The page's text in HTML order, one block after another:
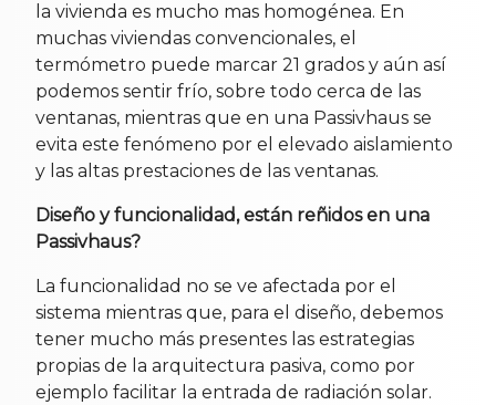
la vivienda es mucho mas homogénea. En
muchas viviendas convencionales, el
termómetro puede marcar 21 grados y aún así
podemos sentir frío, sobre todo cerca de las
ventanas, mientras que en una Passivhaus se
evita este fenómeno por el elevado aislamiento
y las altas prestaciones de las ventanas.
Diseño y funcionalidad, están reñidos en una
Passivhaus?
La funcionalidad no se ve afectada por el
sistema mientras que, para el diseño, debemos
tener mucho más presentes las estrategias
propias de la arquitectura pasiva, como por
ejemplo facilitar la entrada de radiación solar.